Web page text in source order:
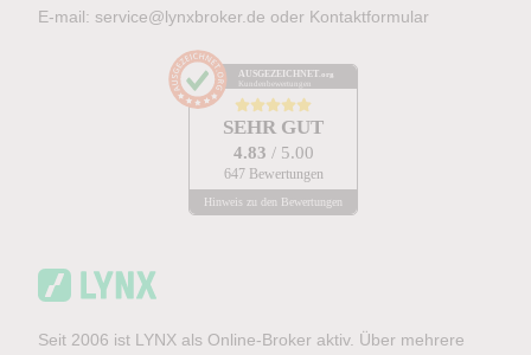
E-mail: service@lynxbroker.de oder Kontaktformular
AUSGEZEICHNET .org
Kundenbewertungen
SEHR GUT
4.83 / 5.00
647 Bewertungen
Hinweis zu den Bewertungen
Seit 2006 ist LYNX als Online-Broker aktiv. Über mehrere